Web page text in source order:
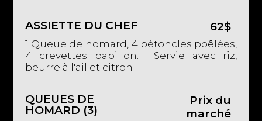
ASSIETTE DU CHEF
1 Queue de homard, 4 pétoncles poêlées,
4 crevettes papillon. Servie avec riz,
beurre à l'ail et citron
62$
QUEUES DE
HOMARD (3)
Prix du
marché